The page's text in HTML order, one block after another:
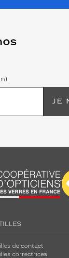
JE
de contact
correctrices